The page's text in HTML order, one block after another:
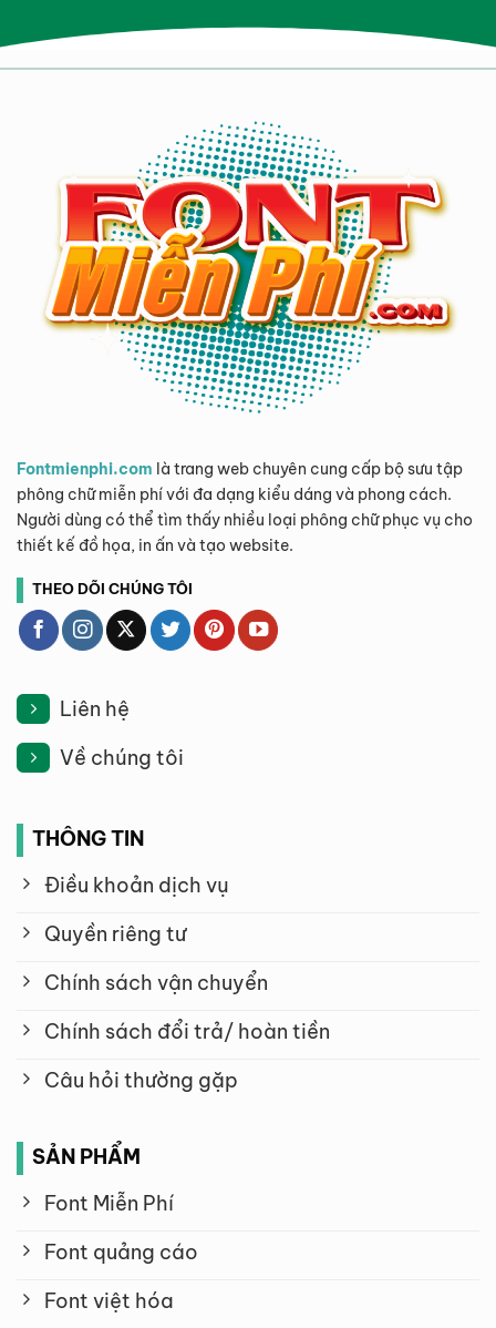
Fontmienphi.com là trang web chuyên cung cấp bộ sưu tập
phông chữ miễn phí với đa dạng kiểu dáng và phong cách.
Người dùng có thể tìm thấy nhiều loại phông chữ phục vụ cho
thiết kế đồ họa, in ấn và tạo website.
THEO DÕI CHÚNG TÔI
Liên hệ
Về chúng tôi
THÔNG TIN
Điều khoản dịch vụ
Quyền riêng tư
Chính sách vận chuyển
Chính sách đổi trả/ hoàn tiền
Câu hỏi thường gặp
SẢN PHẨM
Font Miễn Phí
Font quảng cáo
Font việt hóa